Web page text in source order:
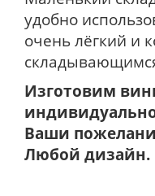
удобно
очень лёгкий и
Изготовим
Ваши
Любой дизайн.